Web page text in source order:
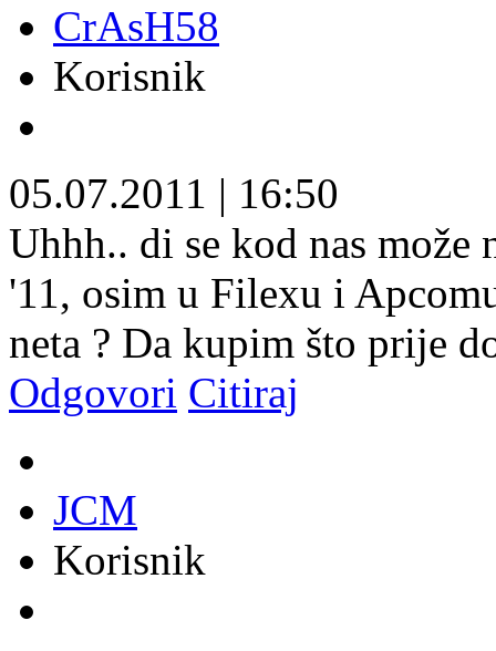
CrAsH58
Korisnik
05.07.2011 | 16:50
Uhhh.. di se kod nas
'11, osim u Filexu i
neta ? Da kupim što prije
Odgovori Citiraj
JCM
Korisnik